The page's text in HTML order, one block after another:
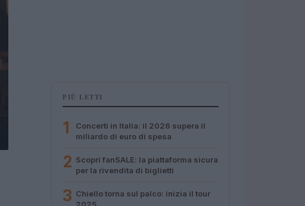
PIÙ LETTI
1
Concerti in Italia: il 2026 supera il
miliardo di euro di spesa
2 Scopri fanSALE: la piattaforma sicura
per la rivendita di biglietti
3 Chiello torna sul palco: inizia il tour